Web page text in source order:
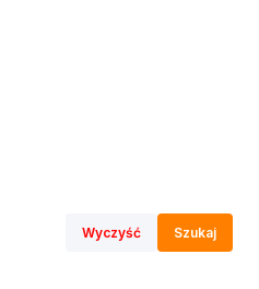
Wyczyść Szukaj